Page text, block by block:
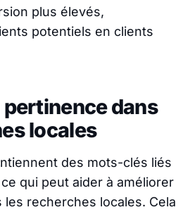
plus élevés,
potentiels en clients
dans
locales
des mots-clés liés
qui peut aider à améliorer
les recherches locales. Cela